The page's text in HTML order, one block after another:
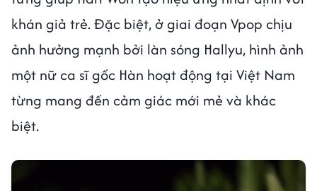
khán giả trẻ. Đặc biệt, ở giai đoạn Vpop chịu
ảnh hưởng mạnh bởi làn sóng Hallyu, hình ảnh
một nữ ca sĩ gốc Hàn hoạt động tại Việt Nam
từng mang đến cảm giác mới mẻ và khác
biệt.